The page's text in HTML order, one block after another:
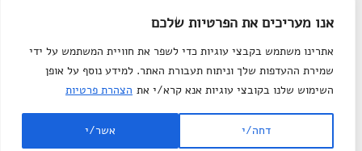
אנו מעריכים את הפרטיות שלכם
אתרינו משתמש בקבצי עוגיות כדי לשפר את חוויית המשתמש על ידי
שמירת ההעדפות שלך וניתוח תעבורת האתר. למידע נוסף על אופן
השימוש שלנו בקובצי עוגיות אנא קרא/י את הצהרת פרטיות
דחה/י אשר/י
תנאי שימוש
מפת אתר
צור קשר
Department of Science